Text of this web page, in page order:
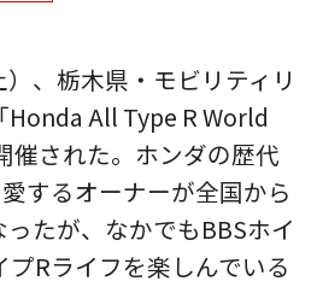
、栃木県・モビリティリ
Honda All Type R World
催された。ホンダの歴代
するオーナーが全国から
たが、なかでもBBSホイ
Rライフを楽しんでいる